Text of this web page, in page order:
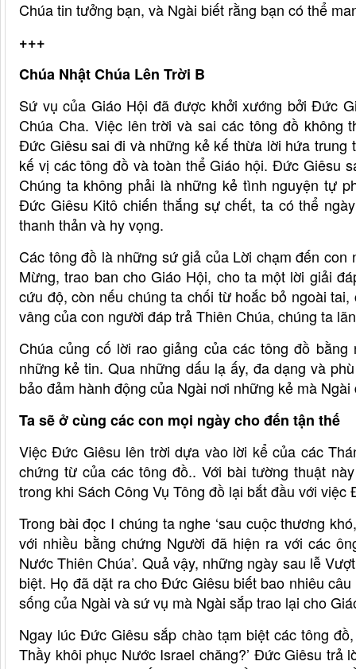
Chúa tin tưởng bạn, và Ngài biết rằng bạn có thể
+++
Chúa Nhật Chúa Lên Trời B
Sứ vụ của Giáo Hội đã được khởi xướng bởi Đức
Chúa Cha. Việc lên trời và sai các tông đồ không
Đức Giêsu sai đi và những kẻ kế thừa lời hứa
kế vị các tông đồ và toàn thể Giáo hội. Đức Giêsu
Chúng ta không phải là những kẻ tình nguyện tự
Đức Giêsu Kitô chiến thắng sự chết, ta có thể
thanh thản và hy vọng.
Các tông đồ là những sứ giả của Lời chạm đến
Mừng, trao ban cho Giáo Hội, cho ta một lời giải
cứu độ, còn nếu chúng ta chối từ hoắc bỏ ngoài
vâng của con người đáp trả Thiên Chúa, chúng ta
Chúa củng cố lời rao giảng của các tông đồ
những kẻ tin. Qua những dấu lạ ấy, đa dạng và
bảo đảm hành động của Ngài nơi những kẻ mà Ngài
Ta sẽ ở cùng các con mọi ngày cho đến tận thế
Việc Đức Giêsu lên trời dựa vào lời kể của các
chứng từ của các tông đồ.. Với bài tường thuật
trong khi Sách Công Vụ Tông đồ lại bắt đầu với việc
Trong bài đọc I chúng ta nghe ‘sau cuộc thương
với nhiều bằng chứng Người đã hiện ra với các
Nước Thiên Chúa’. Quả vậy, những ngày sau lễ
biệt. Họ đã dặt ra cho Đức Giêsu biết bao nhiêu
sống của Ngài và sứ vụ mà Ngài sắp trao lại cho
Ngay lúc Đức Giêsu sắp chào tạm biệt các tông
Thầy khôi phục Nước Israel chăng?’ Đức Giêsu trả